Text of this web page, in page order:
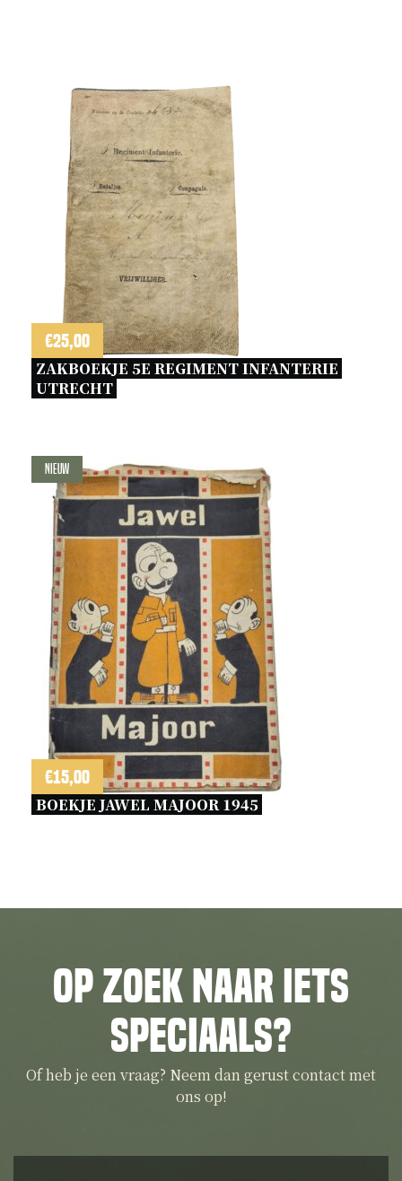
€25,00
ZAKBOEKJE 5E REGIMENT INFANTERIE
UTRECHT
Nieuw
€15,00
BOEKJE JAWEL MAJOOR 1945
Op zoek naar iets
speciaals?
Of heb je een vraag? Neem dan gerust contact met
ons op!